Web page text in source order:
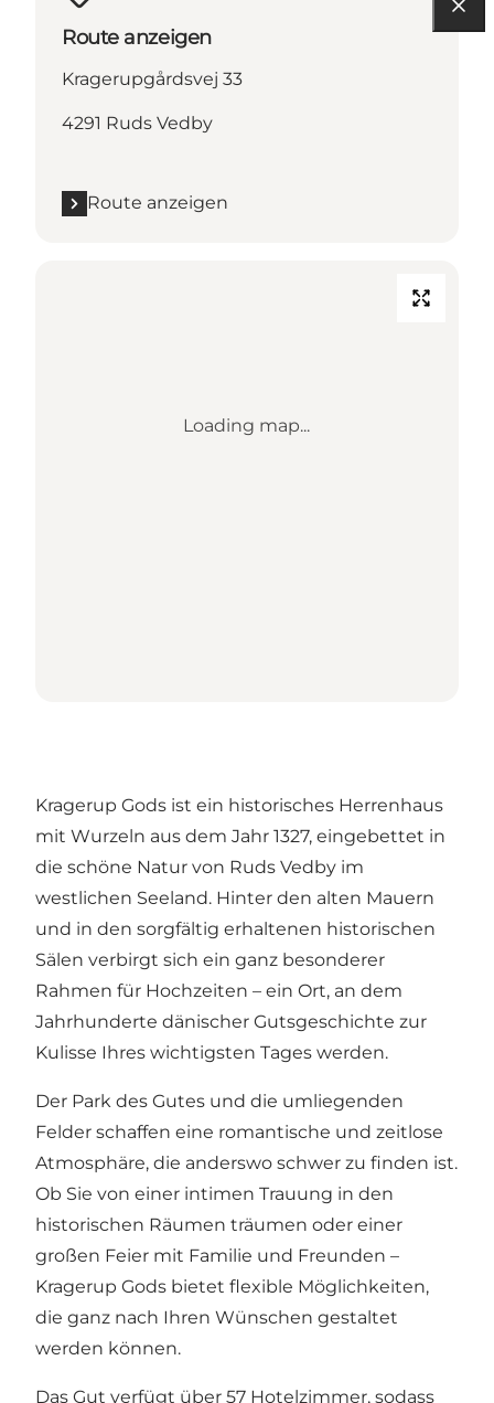
Route anzeigen
Kragerupgårdsvej 33
4291 Ruds Vedby
Route anzeigen
Loading map...
Kragerup Gods ist ein historisches Herrenhaus
mit Wurzeln aus dem Jahr 1327, eingebettet in
die schöne Natur von Ruds Vedby im
westlichen Seeland. Hinter den alten Mauern
und in den sorgfältig erhaltenen historischen
Sälen verbirgt sich ein ganz besonderer
Rahmen für Hochzeiten – ein Ort, an dem
Jahrhunderte dänischer Gutsgeschichte zur
Kulisse Ihres wichtigsten Tages werden.
Der Park des Gutes und die umliegenden
Felder schaffen eine romantische und zeitlose
Atmosphäre, die anderswo schwer zu finden ist.
Ob Sie von einer intimen Trauung in den
historischen Räumen träumen oder einer
großen Feier mit Familie und Freunden –
Kragerup Gods bietet flexible Möglichkeiten,
die ganz nach Ihren Wünschen gestaltet
werden können.
Das Gut verfügt über 57 Hotelzimmer, sodass